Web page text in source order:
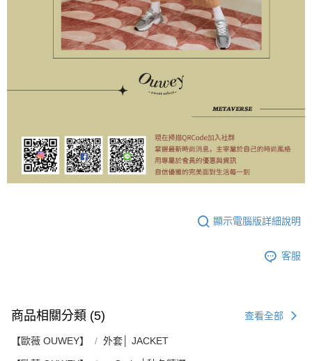
顯示電腦版詳細說明
客服
商品相關分類 (5) 查看全部
【歐薇 OUWEY】 外套│ JACKET